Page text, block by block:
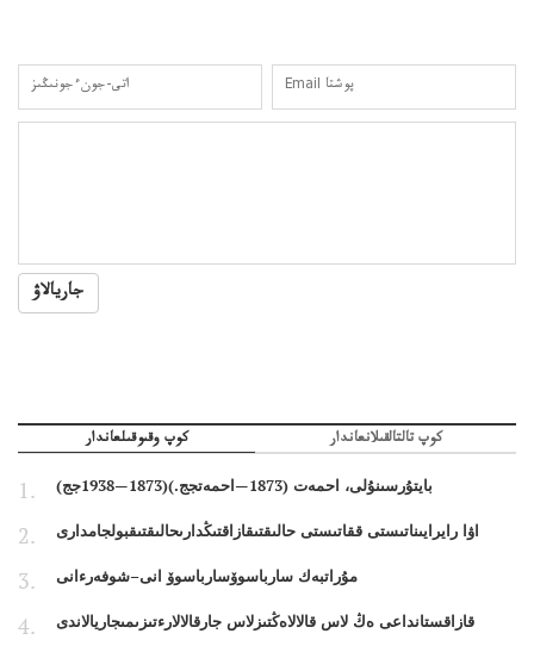
جاريالاۋ
كوپ وقىوقىلعاندار كوپ تالتالقىلانعاندار
بايتۇرسىنۇلى، احمەت (1873—احمەتجج.)(1873—1938جج)
اۋا رايرايىناتىستى ققاتىستى حالىقتىقازاقتىڭدارىحالىقتىقبولجامدارى
مۇراتبەك سارباسوۆسارباسوۆ انى–شوفەرءانى
قازاقستانداعى ەڭ لاس قالالاەڭتىزلاس جارقالالارءتىزىمىجاريالاندى